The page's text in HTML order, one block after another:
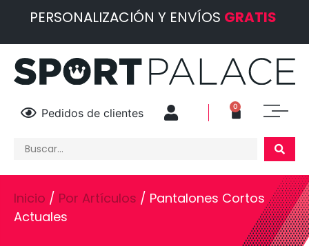
PERSONALIZACIÓN Y ENVÍOS GRATIS
Pedidos de clientes 0
Inicio / Por Artículos / Pantalones Cortos
Actuales